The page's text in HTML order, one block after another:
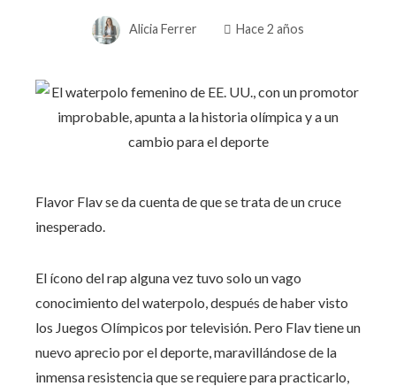
Alicia Ferrer Hace 2 años
Flavor Flav se da cuenta de que se trata de un cruce
inesperado.
El ícono del rap alguna vez tuvo solo un vago
conocimiento del waterpolo, después de haber visto
los Juegos Olímpicos por televisión. Pero Flav tiene un
nuevo aprecio por el deporte, maravillándose de la
inmensa resistencia que se requiere para practicarlo,